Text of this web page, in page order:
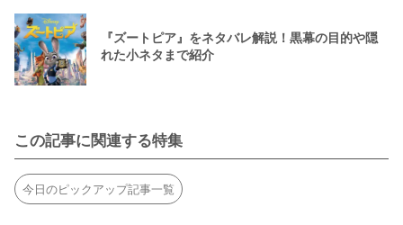
『ズートピア』をネタバレ解説！黒幕の目的や隠
れた小ネタまで紹介
この記事に関連する特集
今日のピックアップ記事一覧